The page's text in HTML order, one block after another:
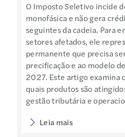
O Imposto Seletivo incide
monofásica e não gera
seguintes da cadeia. Para
setores afetados, ele
permanente que precisa
precificação e ao modelo
2027. Este artigo examina
quais produtos são
gestão tributária e
Leia mais